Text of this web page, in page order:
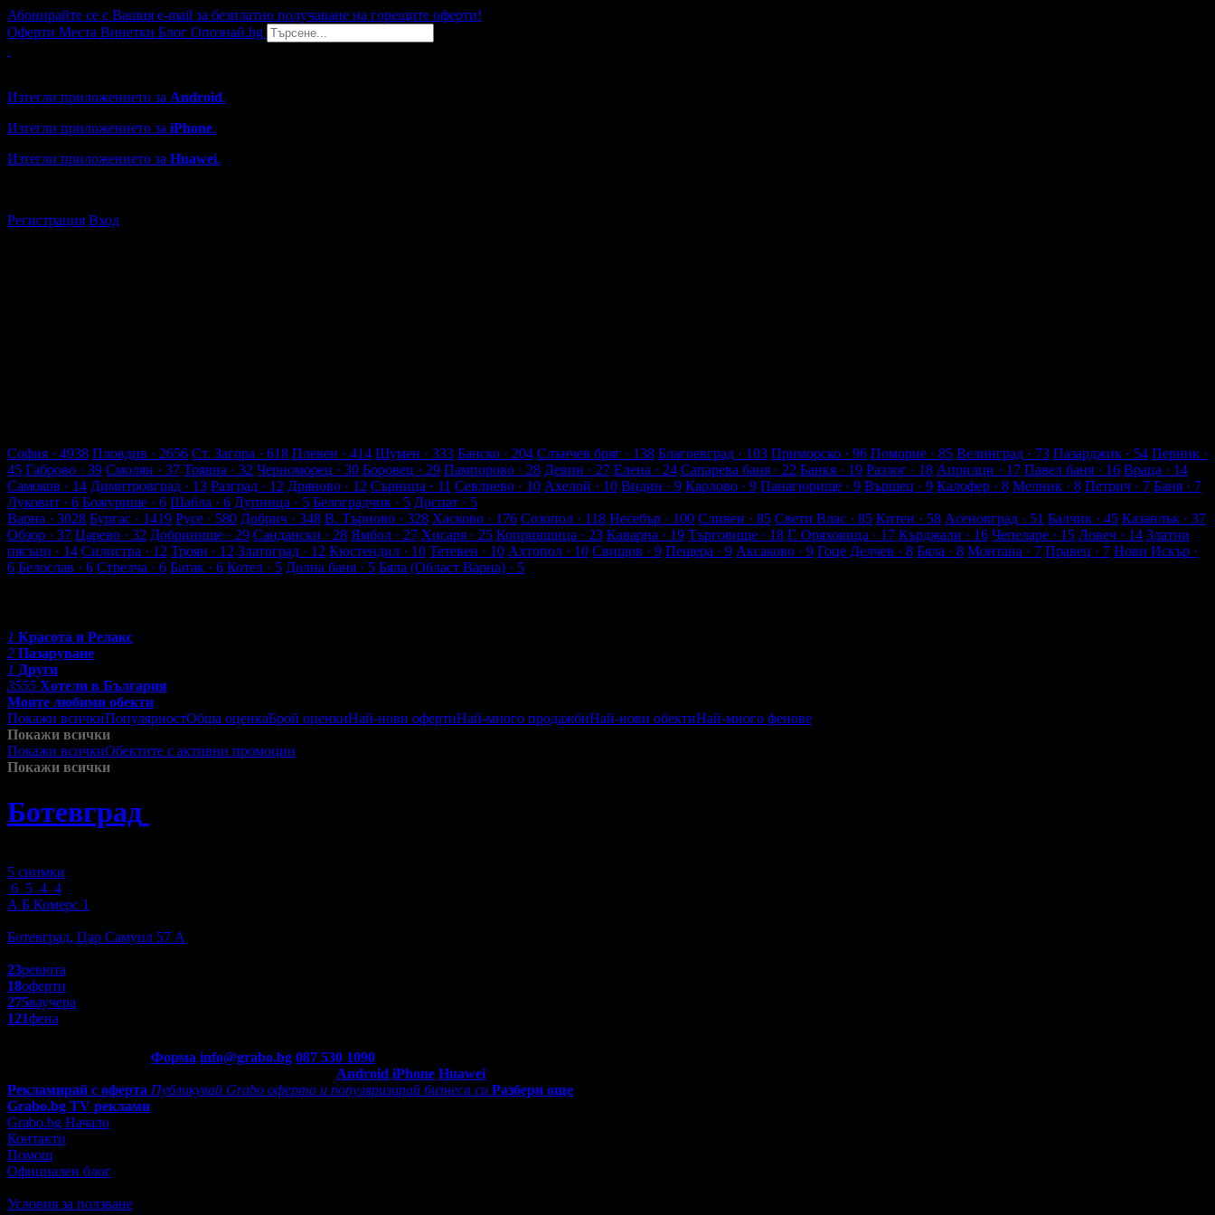
Абонирайте се с Вашия e-mail за безплатно получаване на горещите оферти!
Оферти Места Винетки Блог Опознай.bg
Изтегли приложението за Android.
Изтегли приложението за iPhone.
Изтегли приложението за Huawei.
Регистрация Вход
София · 4938 Пловдив · 2656 Ст. Загора · 618 Плевен · 414 Шумен · 333 Банско · 204 Слънчев бряг · 138 Благоевград · 103 Приморско · 96 Поморие · 85 Велинград · 73 Пазарджик · 54 Перник ·
45 Габрово · 39 Смолян · 37 Трявна · 32 Черноморец · 30 Боровец · 29 Пампорово · 28 Девин · 27 Елена · 24 Сапарева баня · 22 Банкя · 19 Разлог · 18 Априлци · 17 Павел баня · 16 Враца · 14
Самоков · 14 Димитровград · 13 Разград · 12 Дряново · 12 Сърница · 11 Севлиево · 10 Ахелой · 10 Видин · 9 Карлово · 9 Панагюрище · 9 Вършец · 9 Калофер · 8 Мелник · 8 Петрич · 7 Баня · 7
Луковит · 6 Божурище · 6 Шабла · 6 Дупница · 5 Белоградчик · 5 Доспат · 5
Варна · 3028 Бургас · 1419 Русе · 580 Добрич · 348 В. Търново · 328 Хасково · 176 Созопол · 118 Несебър · 100 Сливен · 85 Свети Влас · 85 Китен · 58 Асеновград · 51 Балчик · 45 Казанлък · 37
Обзор · 37 Царево · 32 Добринище · 29 Сандански · 28 Ямбол · 27 Хисаря · 25 Копривщица · 23 Каварна · 19 Търговище · 18 Г. Оряховица · 17 Кърджали · 16 Чепеларе · 15 Ловеч · 14 Златни
пясъци · 14 Силистра · 12 Троян · 12 Златоград · 12 Кюстендил · 10 Тетевен · 10 Ахтопол · 10 Свищов · 9 Пещера · 9 Аксаково · 9 Гоце Делчев · 8 Бяла · 8 Монтана · 7 Правец · 7 Нови Искър ·
6 Белослав · 6 Стрелча · 6 Батак · 6 Котел · 5 Долна баня · 5 Бяла (Област Варна) · 5
1 Красота и Релакс
2 Пазаруване
1 Други
3555 Хотели в България
Моите любими обекти
Покажи всичкиПопулярностОбща оценкаБрой оценкиНай-нови офертиНай-много продажбиНай-нови обектиНай-много фенове
Покажи всички
Покажи всичкиОбектите с активни промоции
Покажи всички
Ботевград
5 снимки
6 5 4 4
А Б Комерс 1
Ботевград, Цар Самуил 57 А
23ревюта
18оферти
275ваучера
121фена
Форма info@grabo.bg 087 530 1090
Android iPhone Huawei
Рекламирай с оферта Публикувай Grabo оферта и популяризирай бизнеса си Разбери още
Grabo.bg TV реклами
Grabo.bg Начало
Контакти
Помощ
Официален блог
Условия за ползване